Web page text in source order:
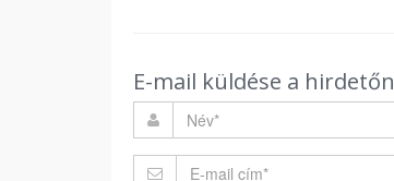
E-mail küldése a